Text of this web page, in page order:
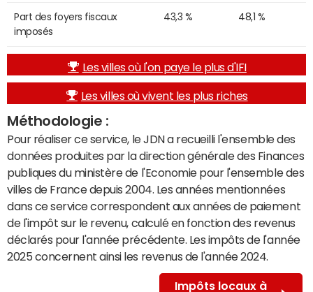
Part des foyers fiscaux
imposés
43,3 % 48,1 %
Les villes où l'on paye le plus d'IFI
Les villes où vivent les plus riches
Méthodologie :
Pour réaliser ce service, le JDN a recueilli l'ensemble des
données produites par la direction générale des Finances
publiques du ministère de l'Economie pour l'ensemble des
villes de France depuis 2004. Les années mentionnées
dans ce service correspondent aux années de paiement
de l'impôt sur le revenu, calculé en fonction des revenus
déclarés pour l'année précédente. Les impôts de l'année
2025 concernent ainsi les revenus de l'année 2024.
Impôts locaux à